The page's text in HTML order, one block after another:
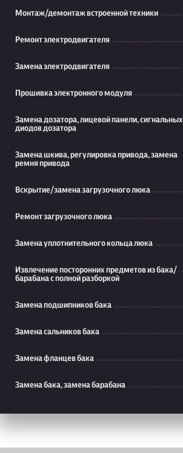
Монтаж/демонтаж встроенной техники
Ремонт электродвигателя
Замена электродвигателя
Прошивка электронного модуля
Замена дозатора, лицевой панели, сигнальных
диодов дозатора
Замена шкива, регулировка привода, замена
ремня привода
Вскрытие/замена загрузочного люка
Ремонт загрузочного люка
Замена уплотнительного кольца люка
Извлечение посторонних предметов из бака/
барабана с полной разборкой
Замена подшипников бака
Замена сальников бака
Замена фланцев бака
Замена бака, замена барабана